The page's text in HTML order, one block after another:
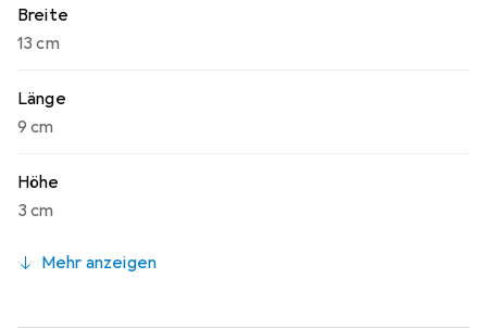
Breite
13 cm
Länge
9 cm
Höhe
3 cm
Mehr anzeigen